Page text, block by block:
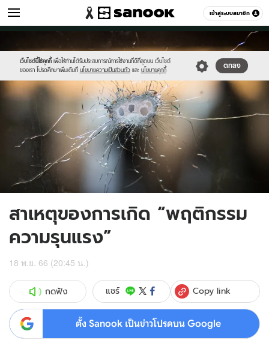
เข้าสู่ระบบสมาชิก
สุขภาพ หมวดอื่นๆ
เว็บไซต์นี้ใช้คุกกี้ เพื่อให้ท่านได้รับประสบการณ์การใช้งานที่ดีที่สุดบน เว็บไซต์
ของเรา โปรดศึกษาเพิ่มเติมที่ นโยบายความเป็นส่วนตัว และ นโยบายคุกกี้
ตกลง
//s.isanook.com/sr/0/images/logo-
new-
sanook.png
//s.isanook.com/he/0/ud/4/20525/gunshot.jpg
สาเหตุของการเกิด “พฤติกรรม
ความรุนแรง”
18 พ.ย. 66 (20:45 น.)
กดฟัง แชร์ Copy link
ตั้ง Sanook เป็นข่าวโปรดบน Google